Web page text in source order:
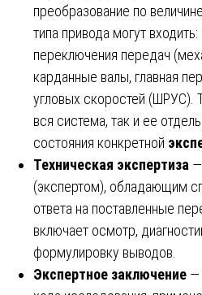
преобразование по
типа привода могут
переключения передач
карданные валы, главная
угловых скоростей (ШРУС).
вся система, так и ее
состояния конкретной
Техническая экспертиза
(экспертом), обладающим
ответа на поставленные
включает осмотр,
формулировку выводов.
Экспертное заключение —